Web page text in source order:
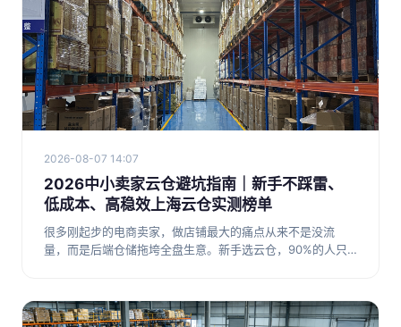
2026-08-07 14:07
2026中小卖家云仓避坑指南｜新手不踩雷、
低成本、高稳效上海云仓实测榜单
很多刚起步的电商卖家，做店铺最大的痛点从来不是没流
量，而是后端仓储拖垮全盘生意。新手选云仓，90%的人只